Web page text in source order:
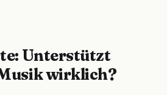
Unterstützt
wirklich?